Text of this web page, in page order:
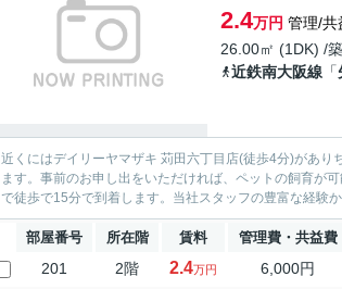
2.4万円 管理/共
26.00㎡ (1DK) /
近鉄南大阪線 「
近くにはデイリーヤマザキ 苅田六丁目店(徒歩4分)があ
ます。事前のお申し出をいただければ、ペットの飼育が
で徒歩で15分で到着します。当社スタッフの豊富な経験
部屋番号 所在階 賃料 管理費・共益費
201 2階 2.4万円 6,000円